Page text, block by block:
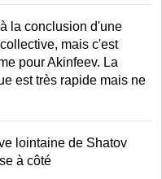
la conclusion d'une
mais c'est
pour Akinfeev. La
est très rapide mais ne
lointaine de Shatov
à côté